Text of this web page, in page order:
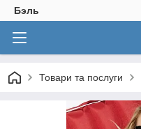
Бэль
Товари та послуги